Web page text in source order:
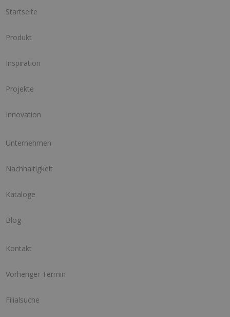
Startseite
Produkt
Inspiration
Projekte
Innovation
Unternehmen
Nachhaltigkeit
Kataloge
Blog
Kontakt
Vorheriger Termin
Filialsuche